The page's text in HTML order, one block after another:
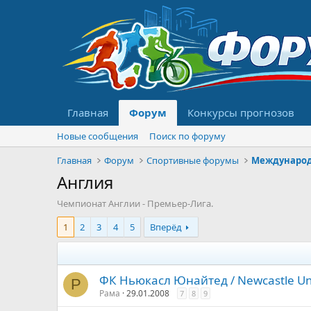
Главная Форум Конкурсы прогнозов
Новые сообщения
Поиск по форуму
Главная
Форум Спортивные форумы
Англия
Чемпионат Англии - Премьер-Лига.
1
2 3 4 5 Вперёд
Р ФК Ньюкасл Юнайтед / Newcastle
Рама 29.01.2008 7 8 9